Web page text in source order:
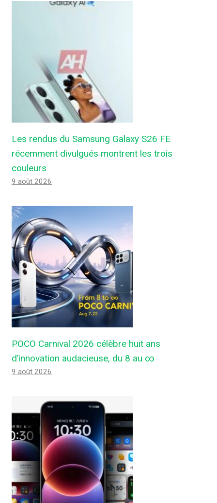
Les rendus du Samsung Galaxy S26 FE
récemment divulgués montrent les trois
couleurs
9 août 2026
POCO Carnival 2026 célèbre huit ans
d’innovation audacieuse, du 8 au ∞
9 août 2026